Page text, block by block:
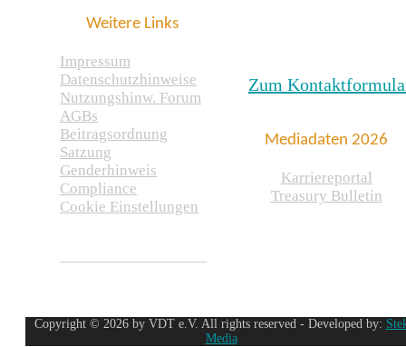
Weitere Links
Impressum
Datenschutzhinweise
Nutzungshinw. Forum
AGBs
Beitragsordnung
Satzung
Genderhinweis
Compliance
Cookie Einstellungen
Zum
Mediadaten 2026
Karriereportal
Treasury Bulletin
Copyright © 2026 by VDT e.V. All rights reserved - Developed by:
Media